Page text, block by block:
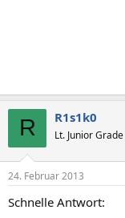
R R1s1k0
Lt. Junior Grade
24. Februar 2013
Schnelle Antwort: